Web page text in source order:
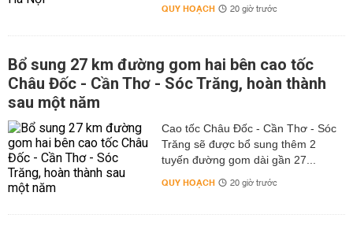
QUY HOẠCH 20 giờ trước
Bổ sung 27 km đường gom hai bên cao tốc
Châu Đốc - Cần Thơ - Sóc Trăng, hoàn thành
sau một năm
Cao tốc Châu Đốc - Cần Thơ - Sóc
Trăng sẽ được bổ sung thêm 2
tuyến đường gom dài gần 27...
QUY HOẠCH 20 giờ trước